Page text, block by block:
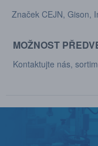
Značek CEJN, Gison,
MOŽNOST
Kontaktujte nás,